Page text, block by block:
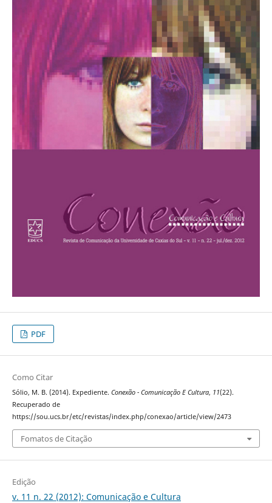
PDF
Como Citar
Sólio, M. B. (2014). Expediente. Conexão - Comunicação E Cultura, 11(22).
Recuperado de
https://sou.ucs.br/etc/revistas/index.php/conexao/article/view/2473
Fomatos de Citação
Edição
v. 11 n. 22 (2012): Comunicação e Cultura